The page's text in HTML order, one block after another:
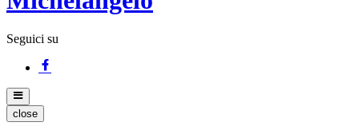
Seguici su
close